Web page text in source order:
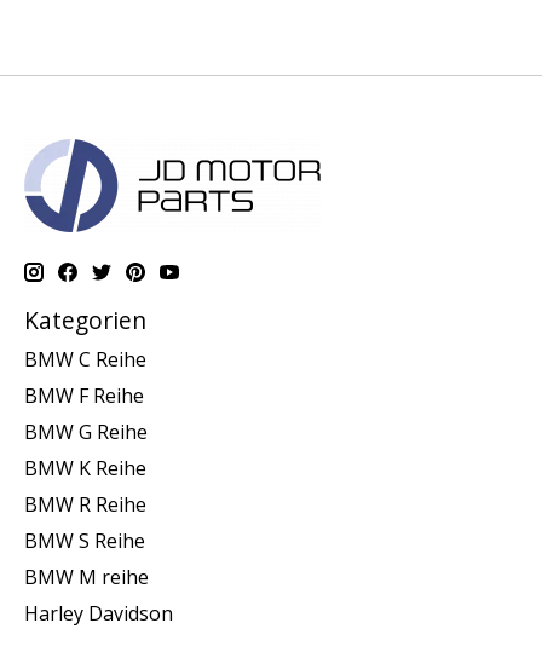
Kategorien
BMW C Reihe
BMW F Reihe
BMW G Reihe
BMW K Reihe
BMW R Reihe
BMW S Reihe
BMW M reihe
Harley Davidson